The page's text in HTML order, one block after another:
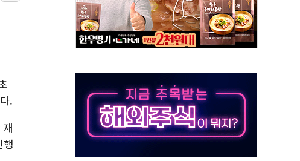
사' 악연으로 형사사법 틀 바꿔…국민 불안감 가중"
영업익 260억원…전년 比 21.2%↑
저장은 영광…지역펀드 9·10호 확정
초 상반기 영업이익 2조 돌파
컬 AI 자율비행 기술로 글로벌 방산 시장 공략"
제한, 형평성·여론 고려해야…충분한 사회적 논의 주문"
.
행